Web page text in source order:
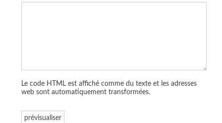
Le code HTML est affiché comme du texte et les adresses
web sont automatiquement transformées.